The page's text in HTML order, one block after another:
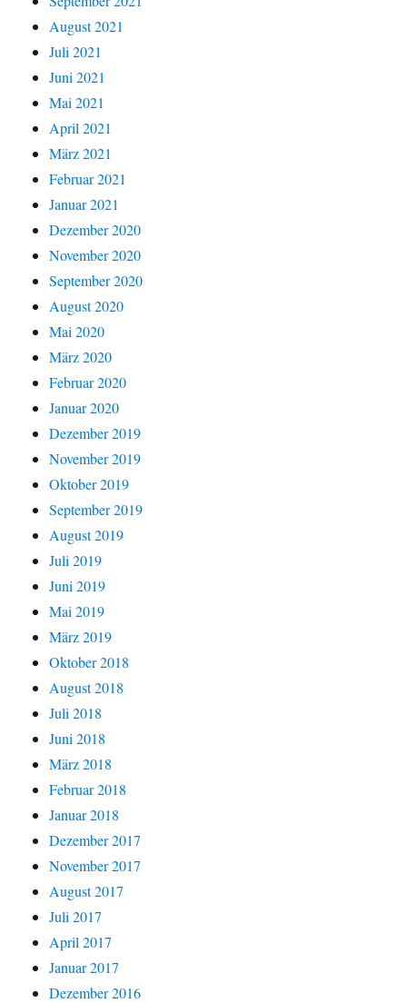
August 2021
Juli 2021
Juni 2021
Mai 2021
April 2021
März 2021
Februar 2021
Januar 2021
Dezember 2020
November 2020
September 2020
August 2020
Mai 2020
März 2020
Februar 2020
Januar 2020
Dezember 2019
November 2019
Oktober 2019
September 2019
August 2019
Juli 2019
Juni 2019
Mai 2019
März 2019
Oktober 2018
August 2018
Juli 2018
Juni 2018
März 2018
Februar 2018
Januar 2018
Dezember 2017
November 2017
August 2017
Juli 2017
April 2017
Januar 2017
Dezember 2016